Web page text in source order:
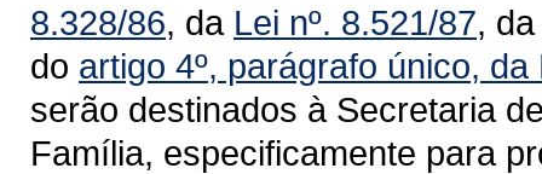
8.328/86, da Lei nº. 8.521/87,
do artigo 4º, parágrafo único, da
serão destinados à Secretaria
Família, especificamente para